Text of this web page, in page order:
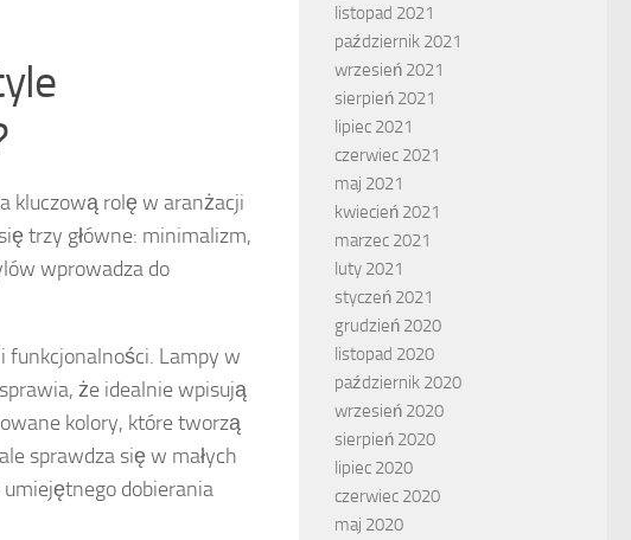
kluczową rolę w aranżacji
trzy główne: minimalizm,
wprowadza do
funkcjonalności. Lampy w
że idealnie wpisują
kolory, które tworzą
sprawdza się w małych
dobierania
listopad 2021
październik 2021
wrzesień 2021
sierpień 2021
lipiec 2021
czerwiec 2021
maj 2021
kwiecień 2021
marzec 2021
luty 2021
styczeń 2021
grudzień 2020
listopad 2020
październik 2020
wrzesień 2020
sierpień 2020
lipiec 2020
czerwiec 2020
maj 2020